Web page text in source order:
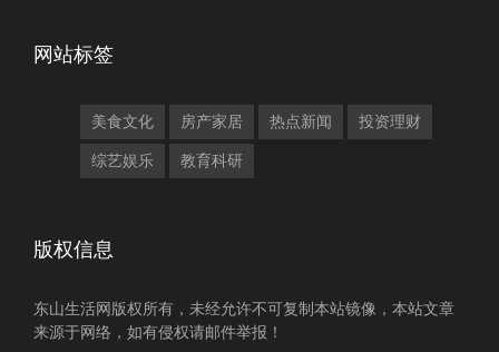
网站标签
美食文化 房产家居 热点新闻 投资理财
综艺娱乐 教育科研
版权信息
东山生活网版权所有，未经允许不可复制本站镜像，本站文章
来源于网络，如有侵权请邮件举报！